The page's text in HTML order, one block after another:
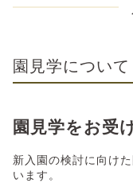
園見学について
園見学をお受
新入園の検討に向け
います。